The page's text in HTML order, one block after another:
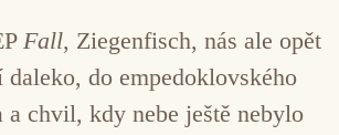
Fall, Ziegenfisch, nás ale opět
daleko, do empedoklovského
a chvil, kdy nebe ještě nebylo